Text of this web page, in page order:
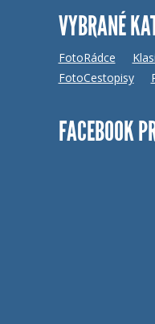
VYBRANÉ
FotoRádce
FotoCestopisy
FACEBOOK